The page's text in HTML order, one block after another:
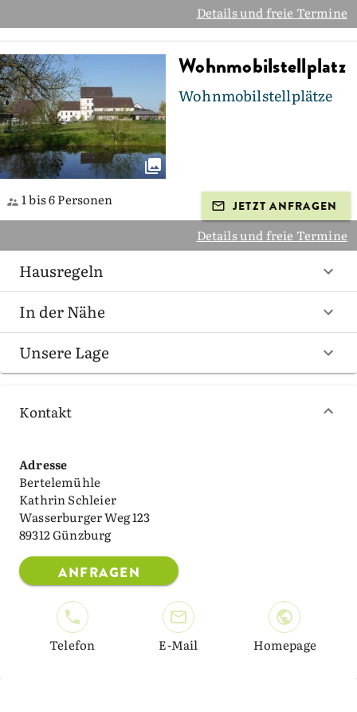
Details und freie Termine
Wohnmobilstellplatz
Wohnmobilstellplätze
1 bis 6 Personen JETZT ANFRAGEN
Details und freie Termine
Hausregeln
In der Nähe
Unsere Lage
Kontakt
Adresse
Bertelemühle
Kathrin Schleier
Wasserburger Weg 123
89312 Günzburg
ANFRAGEN
Telefon E-Mail Homepage